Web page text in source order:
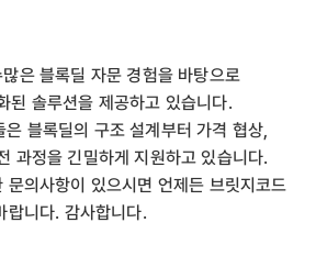
은 블록딜 자문 경험을 바탕으로
된 솔루션을 제공하고 있습니다.
블록딜의 구조 설계부터 가격 협상,
과정을 긴밀하게 지원하고 있습니다.
의사항이 있으시면 언제든 브릿지코드
니다. 감사합니다.